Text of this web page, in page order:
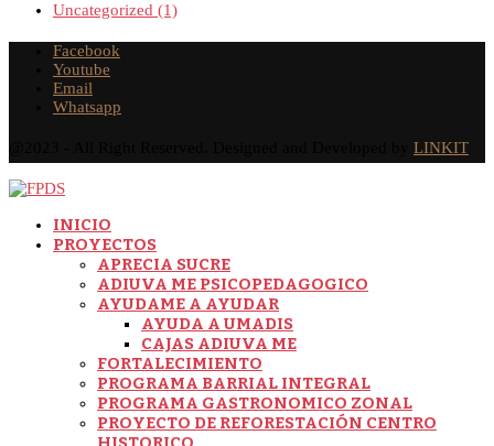
Uncategorized (1)
Facebook
Youtube
Email
Whatsapp
LINKIT
INICIO
PROYECTOS
APRECIA SUCRE
ADIUVA ME PSICOPEDAGOGICO
AYUDAME A AYUDAR
AYUDA A UMADIS
CAJAS ADIUVA ME
FORTALECIMIENTO
PROGRAMA BARRIAL INTEGRAL
PROGRAMA GASTRONOMICO ZONAL
PROYECTO DE REFORESTACIÓN CENTRO